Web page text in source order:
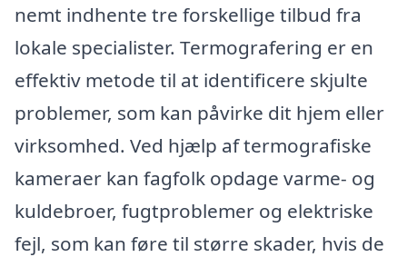
nemt indhente tre forskellige tilbud fra
lokale specialister. Termografering er en
effektiv metode til at identificere skjulte
problemer, som kan påvirke dit hjem eller
virksomhed. Ved hjælp af termografiske
kameraer kan fagfolk opdage varme- og
kuldebroer, fugtproblemer og elektriske
fejl, som kan føre til større skader, hvis de